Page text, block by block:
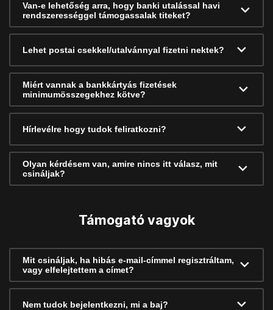
Van-e lehetőség arra, hogy banki utalással havi
rendszerességgel támogassalak titeket?
Lehet postai csekkel/utalvánnyal fizetni nektek?
Miért vannak a bankkártyás fizetések
minimumösszegekhez kötve?
Hírlevélre hogy tudok feliratkozni?
Olyan kérdésem van, amire nincs itt válasz, mit
csináljak?
Támogató vagyok
Mit csináljak, ha hibás e-mail-címmel regisztráltam,
vagy elfelejtettem a címet?
Nem tudok bejelentkezni, mi a baj?